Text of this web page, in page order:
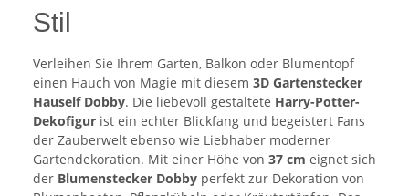
Stil
Verleihen Sie Ihrem Garten, Balkon oder Blumentopf
einen Hauch von Magie mit diesem 3D Gartenstecker
Hauself Dobby. Die liebevoll gestaltete Harry-Potter-
Dekofigur ist ein echter Blickfang und begeistert Fans
der Zauberwelt ebenso wie Liebhaber moderner
Gartendekoration. Mit einer Höhe von 37 cm eignet sich
der Blumenstecker Dobby perfekt zur Dekoration von